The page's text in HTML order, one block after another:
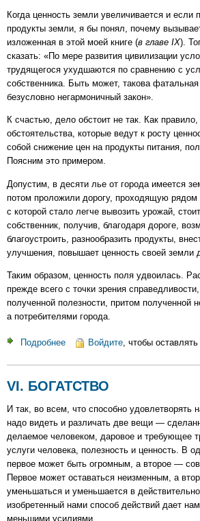
Когда ценность земли увеличивается и если
продукты земли, я бы понял, почему
изложенная в этой моей книге (в главе IX).
сказать: «По мере развития цивилизации
трудящегося ухудшаются по сравнению с
собственника. Быть может, такова
безусловно негармоничный закон».
К счастью, дело обстоит не так. Как
обстоятельства, которые ведут к росту
собой снижение цен на продукты питания,
Поясним это примером.
Допустим, в десяти лье от города имеется
потом проложили дорогу, проходящую рядом
с которой стало легче вывозить урожай,
собственник, получив, благодаря дороге,
благоустроить, разнообразить продукты,
улучшения, повышает ценность своей земли
Таким образом, ценность поля удвоилась.
прежде всего с точки зрения
полученной полезности, притом полученной
а потребителями города.
Подробнее
РЕНТЕ.
Войдите, чтобы
VI. БОГАТСТВО
И так, во всем, что способно удовлетворять
надо видеть и различать две вещи —
делаемое человеком, даровое и требующее
услуги человека, полезность и ценность. В
первое может быть огромным, а второе —
Первое может оставаться неизменным, а
уменьшаться и уменьшается в
изобретенный нами способ действий дает
меньшими усилиями.